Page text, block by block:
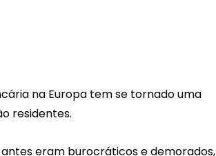
na Europa tem se tornado uma
residentes.
eram burocráticos e demorados,